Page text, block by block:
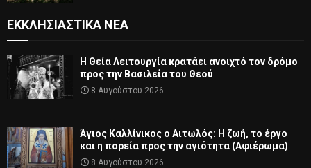
ΕΚΚΛΗΣΙΑΣΤΙΚΆ ΝΈΑ
Η Θεία Λειτουργία κρατάει ανοιχτό τον δρόμο
προς την Βασιλεία του Θεού
8 Αυγούστου 2026
Άγιος Καλλίνικος ο Αιτωλός: Η ζωή, το έργο
και η πορεία προς την αγιότητα (Αφιέρωμα)
8 Αυγούστου 2026